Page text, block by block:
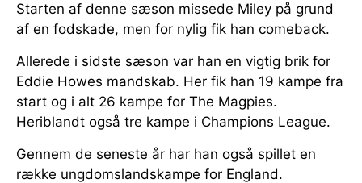
Starten af denne sæson missede Miley på grund
af en fodskade, men for nylig fik han comeback.
Allerede i sidste sæson var han en vigtig brik for
Eddie Howes mandskab. Her fik han 19 kampe fra
start og i alt 26 kampe for The Magpies.
Heriblandt også tre kampe i Champions League.
Gennem de seneste år har han også spillet en
række ungdomslandskampe for England.